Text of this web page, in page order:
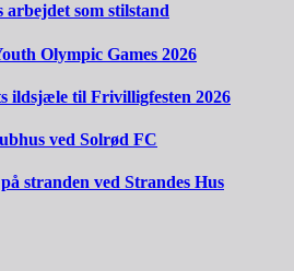
arbejdet som stilstand
Olympic Games 2026
ildsjæle til Frivilligfesten 2026
ved Solrød FC
stranden ved Strandes Hus